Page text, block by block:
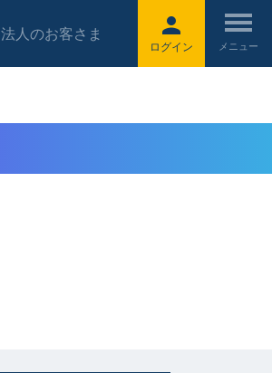
ログイン
法人のお客さま